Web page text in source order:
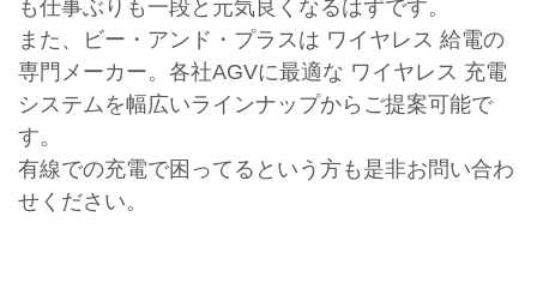
も仕事ぶりも一段と元気良くなるはずです。
また、ビー・アンド・プラスは ワイヤレス 給電の
専門メーカー。各社AGVに最適な ワイヤレス 充電
システムを幅広いラインナップからご提案可能で
す。
有線での充電で困ってるという方も是非お問い合わ
せください。